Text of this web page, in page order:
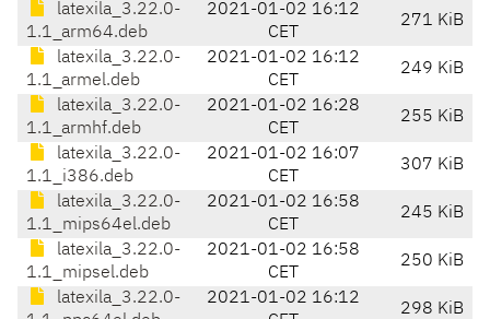
latexila_3.22.0-
1.1_arm64.deb
2021-01-02 16:12
CET
271 KiB
latexila_3.22.0-
1.1_armel.deb
2021-01-02 16:12
CET
249 KiB
latexila_3.22.0-
1.1_armhf.deb
2021-01-02 16:28
CET
255 KiB
latexila_3.22.0-
1.1_i386.deb
2021-01-02 16:07
CET
307 KiB
latexila_3.22.0-
1.1_mips64el.deb
2021-01-02 16:58
CET
245 KiB
latexila_3.22.0-
1.1_mipsel.deb
2021-01-02 16:58
CET
250 KiB
latexila_3.22.0-
2021-01-02 16:12
298 KiB